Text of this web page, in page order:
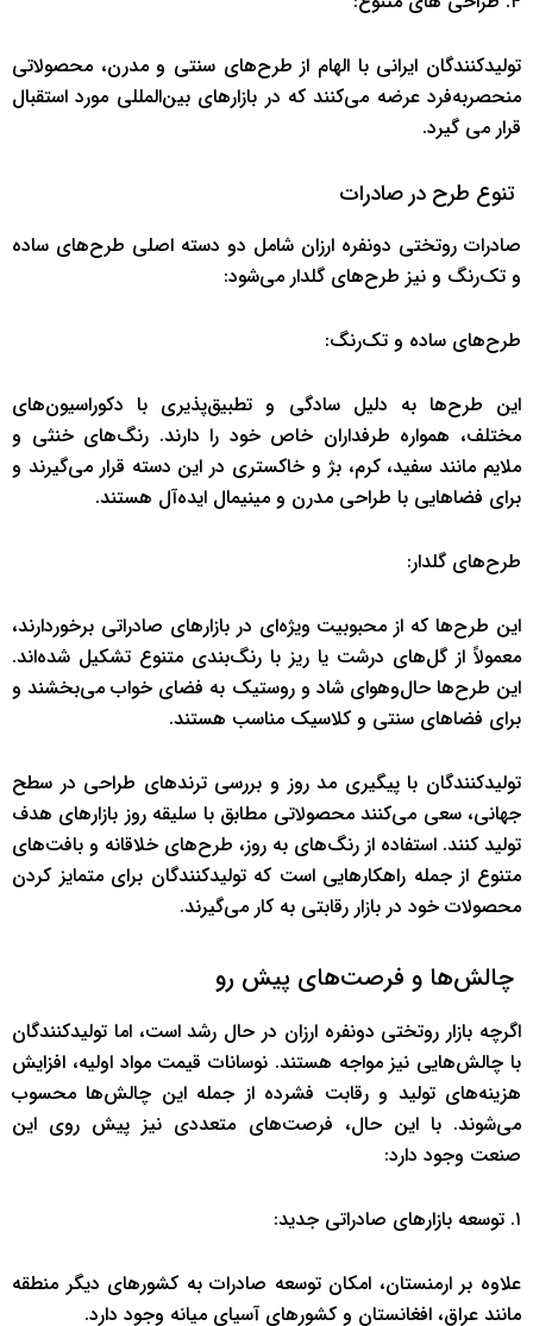
تولیدکنندگان ایرانی با الهام از طرح‌های سنتی و مدرن، محصولاتی
منحصربه‌فرد عرضه می‌کنند که در بازارهای بین‌المللی مورد استقبال
قرار می‌ گیرد.
تنوع طرح در صادرات
صادرات روتختی دونفره ارزان شامل دو دسته اصلی طرح‌های ساده
و تک‌رنگ و نیز طرح‌های گلدار می‌شود:
طرح‌های ساده و تک‌رنگ:
این طرح‌ها به دلیل سادگی و تطبیق‌پذیری با دکوراسیون‌های
مختلف، همواره طرفداران خاص خود را دارند. رنگ‌های خنثی و
ملایم مانند سفید، کرم، بژ و خاکستری در این دسته قرار می‌گیرند و
برای فضاهایی با طراحی مدرن و مینیمال ایده‌آل هستند.
طرح‌های گلدار:
این طرح‌ها که از محبوبیت ویژه‌ای در بازارهای صادراتی برخوردارند،
معمولاً از گل‌های درشت یا ریز با رنگ‌بندی متنوع تشکیل شده‌اند.
این طرح‌ها حال‌وهوای شاد و روستیک به فضای خواب می‌بخشند و
برای فضاهای سنتی و کلاسیک مناسب هستند.
تولیدکنندگان با پیگیری مد روز و بررسی ترندهای طراحی در سطح
جهانی، سعی می‌کنند محصولاتی مطابق با سلیقه روز بازارهای هدف
تولید کنند. استفاده از رنگ‌های به روز، طرح‌های خلاقانه و بافت‌های
متنوع از جمله راهکارهایی است که تولیدکنندگان برای متمایز کردن
محصولات خود در بازار رقابتی به کار می‌گیرند.
چالش‌ها و فرصت‌های پیش رو
اگرچه بازار روتختی دونفره ارزان در حال رشد است، اما تولیدکنندگان
با چالش‌هایی نیز مواجه هستند. نوسانات قیمت مواد اولیه، افزایش
هزینه‌های تولید و رقابت فشرده از جمله این چالش‌ها محسوب
می‌شوند. با این حال، فرصت‌های متعددی نیز پیش روی این
صنعت وجود دارد:
۱. توسعه بازارهای صادراتی جدید:
علاوه بر ارمنستان، امکان توسعه صادرات به کشورهای دیگر منطقه
مانند عراق، افغانستان و کشورهای آسیای میانه وجود دارد.